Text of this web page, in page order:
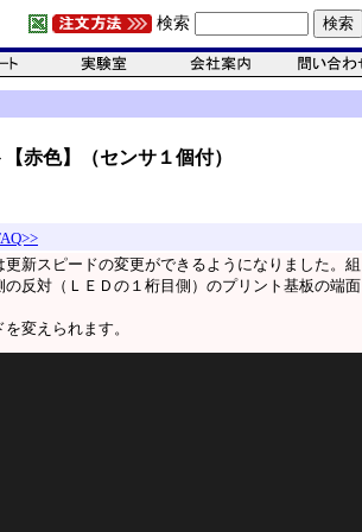
検索
赤色】（センサ１個付）
新スピードの変更ができるようになりました。組
反対（ＬＥＤの１桁目側）のプリント基板の端面
変えられます。